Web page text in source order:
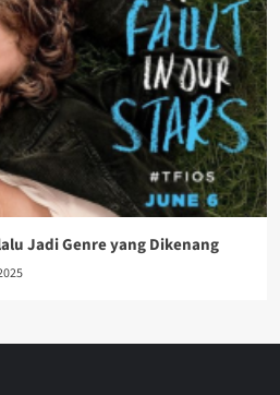
Jadi Genre yang Dikenang